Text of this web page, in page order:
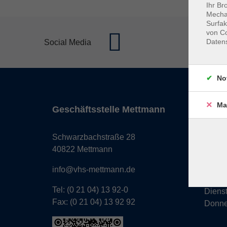
Social Media
Geschäftsstelle Mettmann
Schwarzbachstraße 28
40822 Mettmann
info@vhs-mettmann.de
Tel: (0 21 04) 13 92-0
Fax: (0 21 04) 13 92 92
Ihr
von